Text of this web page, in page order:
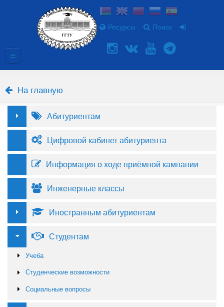
Ресурсы Поиск
На главную
Абитуриентам
Цифровой кабинет абитуриента
Информация о ходе приёмной кампании
Инженерные классы
Иностранным абитуриентам
Студентам
Учеба
Студенческие возможности
Социальные вопросы